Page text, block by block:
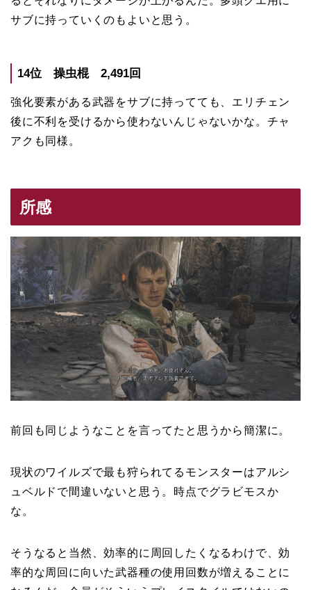
サブに持っていくのもよいと思う。
14位 操虫棍 2,491回
強化要素がある武器をサブに持ってても、エリチェン
後に不利を受けるから使わないんじゃないかな。チャ
アクも同様。
所感
前回も同じようなことを言ってたと思うから簡潔に。
現状のワイルズで最も狩られてるモンスターはアルシ
ュベルドで間違いないと思う。時点でグラビモスか
な。
そうなると当然、効率的に周回したくなるわけで、効
率的な周回に向いた武器種の使用回数が増えることに